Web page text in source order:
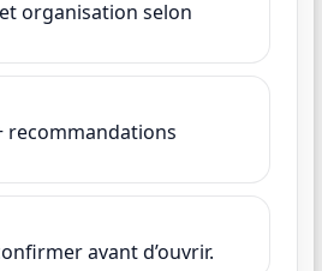
organisation selon
recommandations
avant d’ouvrir.